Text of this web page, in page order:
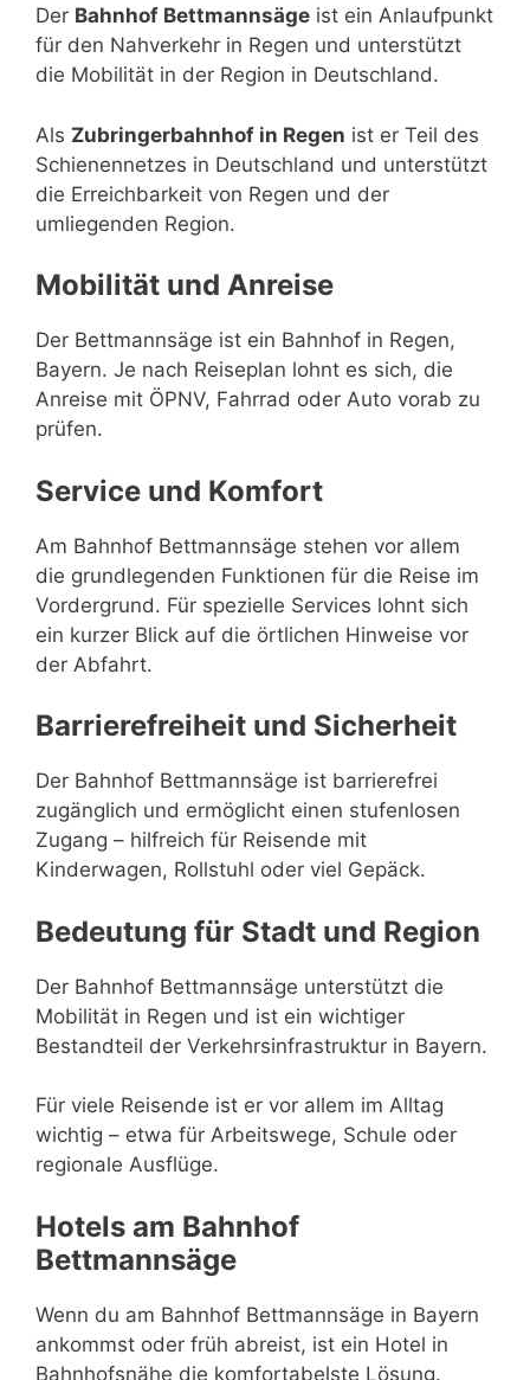
Der Bahnhof Bettmannsäge ist ein Anlaufpunkt
für den Nahverkehr in Regen und unterstützt
die Mobilität in der Region in Deutschland.
Als Zubringerbahnhof in Regen ist er Teil des
Schienennetzes in Deutschland und unterstützt
die Erreichbarkeit von Regen und der
umliegenden Region.
Mobilität und Anreise
Der Bettmannsäge ist ein Bahnhof in Regen,
Bayern. Je nach Reiseplan lohnt es sich, die
Anreise mit ÖPNV, Fahrrad oder Auto vorab zu
prüfen.
Service und Komfort
Am Bahnhof Bettmannsäge stehen vor allem
die grundlegenden Funktionen für die Reise im
Vordergrund. Für spezielle Services lohnt sich
ein kurzer Blick auf die örtlichen Hinweise vor
der Abfahrt.
Barrierefreiheit und Sicherheit
Der Bahnhof Bettmannsäge ist barrierefrei
zugänglich und ermöglicht einen stufenlosen
Zugang – hilfreich für Reisende mit
Kinderwagen, Rollstuhl oder viel Gepäck.
Bedeutung für Stadt und Region
Der Bahnhof Bettmannsäge unterstützt die
Mobilität in Regen und ist ein wichtiger
Bestandteil der Verkehrsinfrastruktur in Bayern.
Für viele Reisende ist er vor allem im Alltag
wichtig – etwa für Arbeitswege, Schule oder
regionale Ausflüge.
Hotels am Bahnhof
Bettmannsäge
Wenn du am Bahnhof Bettmannsäge in Bayern
ankommst oder früh abreist, ist ein Hotel in
Bahnhofsnähe die komfortabelste Lösung.